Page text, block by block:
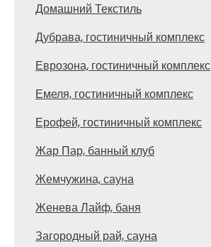
Домашний Текстиль
Дубрава, гостиничный комплекс
Еврозона, гостиничный комплекс
Емеля, гостиничный комплекс
Ерофей, гостиничный комплекс
Жар Пар, банный клуб
Жемчужина, сауна
Женева Лайф, баня
Загородный рай, сауна